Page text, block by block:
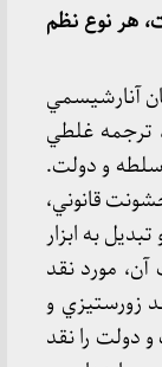
هر نوع نظم
آنارشيسمي
ترجمه غلطي
و دولت.
قانوني،
به ابزار
مورد نقد
زورستيزي و
دولت را نقد